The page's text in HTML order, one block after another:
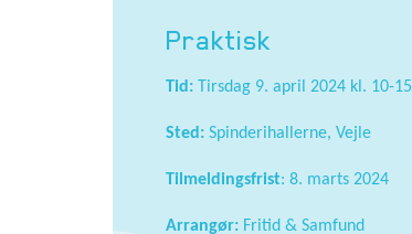
Praktisk
Tid: Tirsdag 9. april 2024 kl. 10-15
Sted: Spinderihallerne, Vejle
Tilmeldingsfrist: 8. marts 2024
Arrangør: Fritid & Samfund